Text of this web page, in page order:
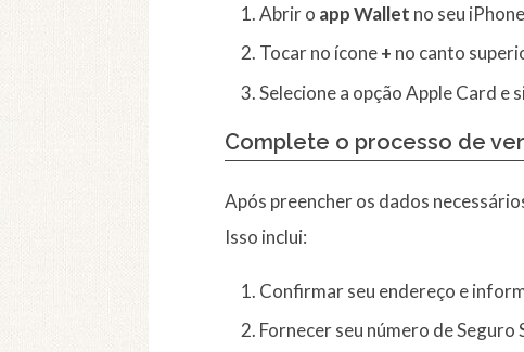
Abrir o app Wallet no seu
Tocar no ícone+ no canto
Selecione a opção Apple Card e
Complete o processo de
Após preencher os dados
Isso inclui:
Confirmar seu endereço e
Fornecer seu número de Seguro